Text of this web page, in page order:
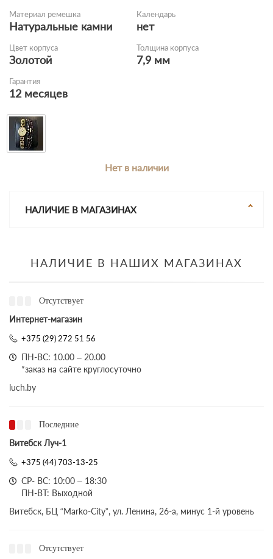
Материал ремешка
Натуральные камни
Календарь
нет
Цвет корпуса
Золотой
Толщина корпуса
7,9 мм
Гарантия
12 месяцев
Нет в наличии
НАЛИЧИЕ В МАГАЗИНАХ
НАЛИЧИЕ В НАШИХ МАГАЗИНАХ
Отсутствует
Интернет-магазин
+375 (29) 272 51 56
ПН-ВС: 10.00 – 20.00
*заказ на сайте круглосуточно
luch.by
Последние
Витебск Луч-1
+375 (44) 703-13-25
СР- ВС: 10:00 – 18:30
ПН-ВТ: Выходной
Витебск, БЦ “Marko-City”, ул. Ленина, 26-а, минус 1-й уровень
Отсутствует